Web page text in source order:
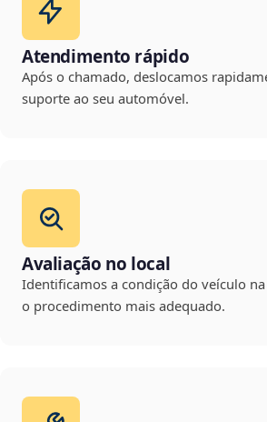
Atendimento rápido
Após o chamado, deslocamos
suporte ao seu automóvel.
Avaliação no local
Identificamos a condição do veículo
o procedimento mais adequado.